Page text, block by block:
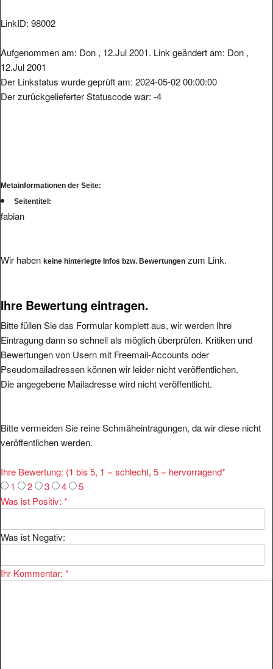
LinkID: 98002
Aufgenommen am: Don , 12.Jul 2001. Link geändert am: Don ,
12.Jul 2001
Der Linkstatus wurde geprüft am: 2024-05-02 00:00:00
Der zurückgelieferter Statuscode war: -4
Metainformationen der Seite:
Seitentitel:
fabian
Wir haben keine hinterlegte Infos bzw. Bewertungen zum Link.
Ihre Bewertung eintragen.
Bitte füllen Sie das Formular komplett aus, wir werden Ihre
Eintragung dann so schnell als möglich überprüfen. Kritiken und
Bewertungen von Usern mit Freemail-Accounts oder
Pseudomailadressen können wir leider nicht veröffentlichen.
Die angegebene Mailadresse wird nicht veröffentlicht.
Bitte vermeiden Sie reine Schmäheintragungen, da wir diese nicht
veröffentlichen werden.
Ihre Bewertung: (1 bis 5, 1 = schlecht, 5 = hervorragend*
1
2 3 4
5
Was ist Positiv: *
Was ist Negativ:
Ihr Kommentar: *